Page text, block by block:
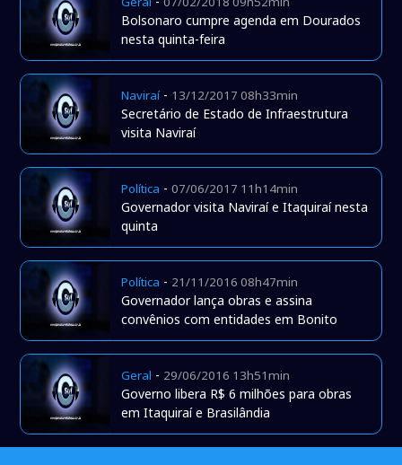
Bolsonaro cumpre agenda em Dourados
nesta quinta-feira
Naviraí- 13/12/2017 08h33min
Secretário de Estado de Infraestrutura
visita Naviraí
Política -07/06/2017 11h14min
Governador visita Naviraí e Itaquiraí nesta
quinta
Política - 21/11/2016 08h47min
Governador lança obras e assina
convênios com entidades em Bonito
Geral - 29/06/2016 13h51min
Governo libera R$ 6 milhões para obras
em Itaquiraí e Brasilândia